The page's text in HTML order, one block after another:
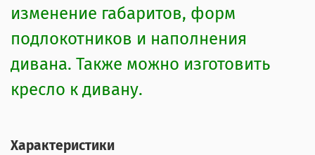
изменение габаритов, форм
подлокотников и наполнения
дивана. Также можно изготовить
кресло к дивану.
Характеристики